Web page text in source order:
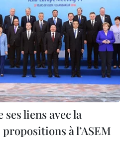
liens avec la
à l’ASEM